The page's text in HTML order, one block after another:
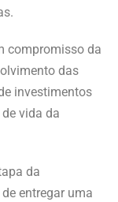
compromisso da
das
investimentos
vida da
da
entregar uma